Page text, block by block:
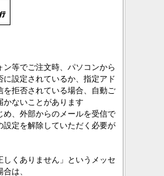
ン等でご注文時、パソコンから
に設定されているか、指定アド
を拒否されている場合、自動ご
かないことがあります
め、外部からのメールを受信で
設定を解除していただく必要が
しくありません」というメッセ
は、